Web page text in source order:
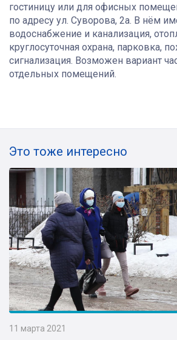
гостиницу или для офисных
по адресу ул. Суворова, 2а. В нём
водоснабжение и канализация,
круглосуточная охрана, парковка,
сигнализация. Возможен вариант
отдельных помещений.
Это тоже интересно
11 марта 2021